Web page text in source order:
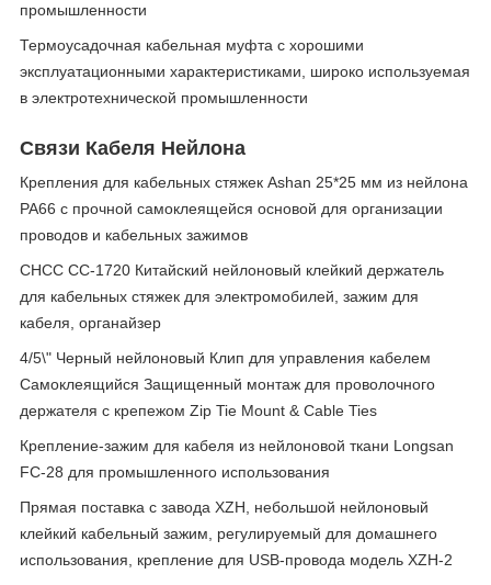
промышленности
Термоусадочная кабельная муфта с хорошими
эксплуатационными характеристиками, широко используемая
в электротехнической промышленности
Связи Кабеля Нейлона
Крепления для кабельных стяжек Ashan 25*25 мм из нейлона
PA66 с прочной самоклеящейся основой для организации
проводов и кабельных зажимов
CHCC CC-1720 Китайский нейлоновый клейкий держатель
для кабельных стяжек для электромобилей, зажим для
кабеля, органайзер
4/5\" Черный нейлоновый Клип для управления кабелем
Самоклеящийся Защищенный монтаж для проволочного
держателя с крепежом Zip Tie Mount & Cable Ties
Крепление-зажим для кабеля из нейлоновой ткани Longsan
FC-28 для промышленного использования
Прямая поставка с завода XZH, небольшой нейлоновый
клейкий кабельный зажим, регулируемый для домашнего
использования, крепление для USB-провода модель XZH-2